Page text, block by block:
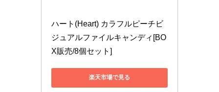
ハート(Heart) カラフルピーチビ
ジュアルファイルキャンディ[BO
X販売/8個セット]
楽天市場で見る